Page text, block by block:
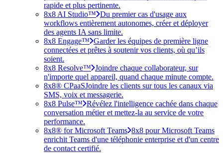
rapide et plus pertinente.
8x8 AI Studio™ Du premier cas d'usage aux
workflows entièrement autonomes, créer et déployer
des agents IA sans limite.
8x8 Engage™ Garder les équipes de première ligne
connectées et prêtes à soutenir vos clients, où qu’ils
soient.
8x8 Resolve™ Joindre chaque collaborateur, sur
n'importe quel appareil, quand chaque minute compte.
8x8® CPaaSJoindre les clients sur tous les canaux via
SMS, voix et messagerie.
8x8 Pulse™ Révélez l'intelligence cachée dans chaque
conversation métier et mettez-la au service de votre
performance.
8x8® for Microsoft Teams 8x8 pour Microsoft Teams
enrichit Teams d'une téléphonie enterprise et d'un centre
de contact certifié.